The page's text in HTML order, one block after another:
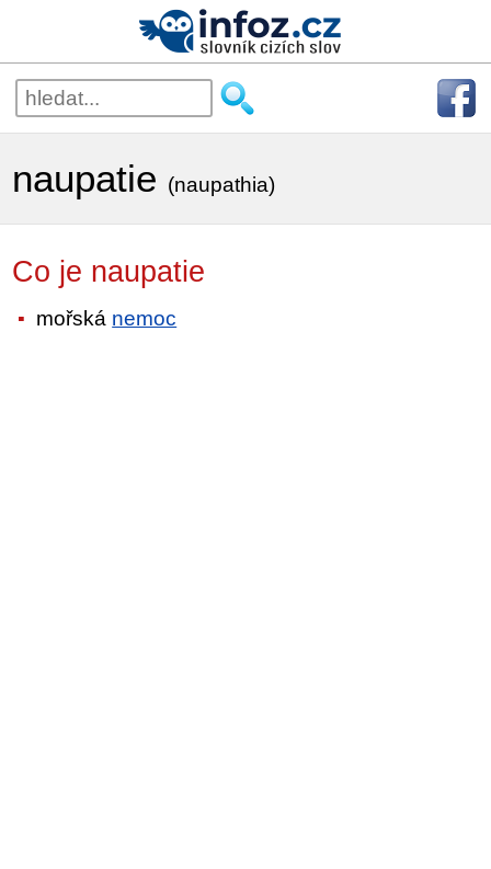
naupatie (naupathia)
Co je naupatie
mořská nemoc